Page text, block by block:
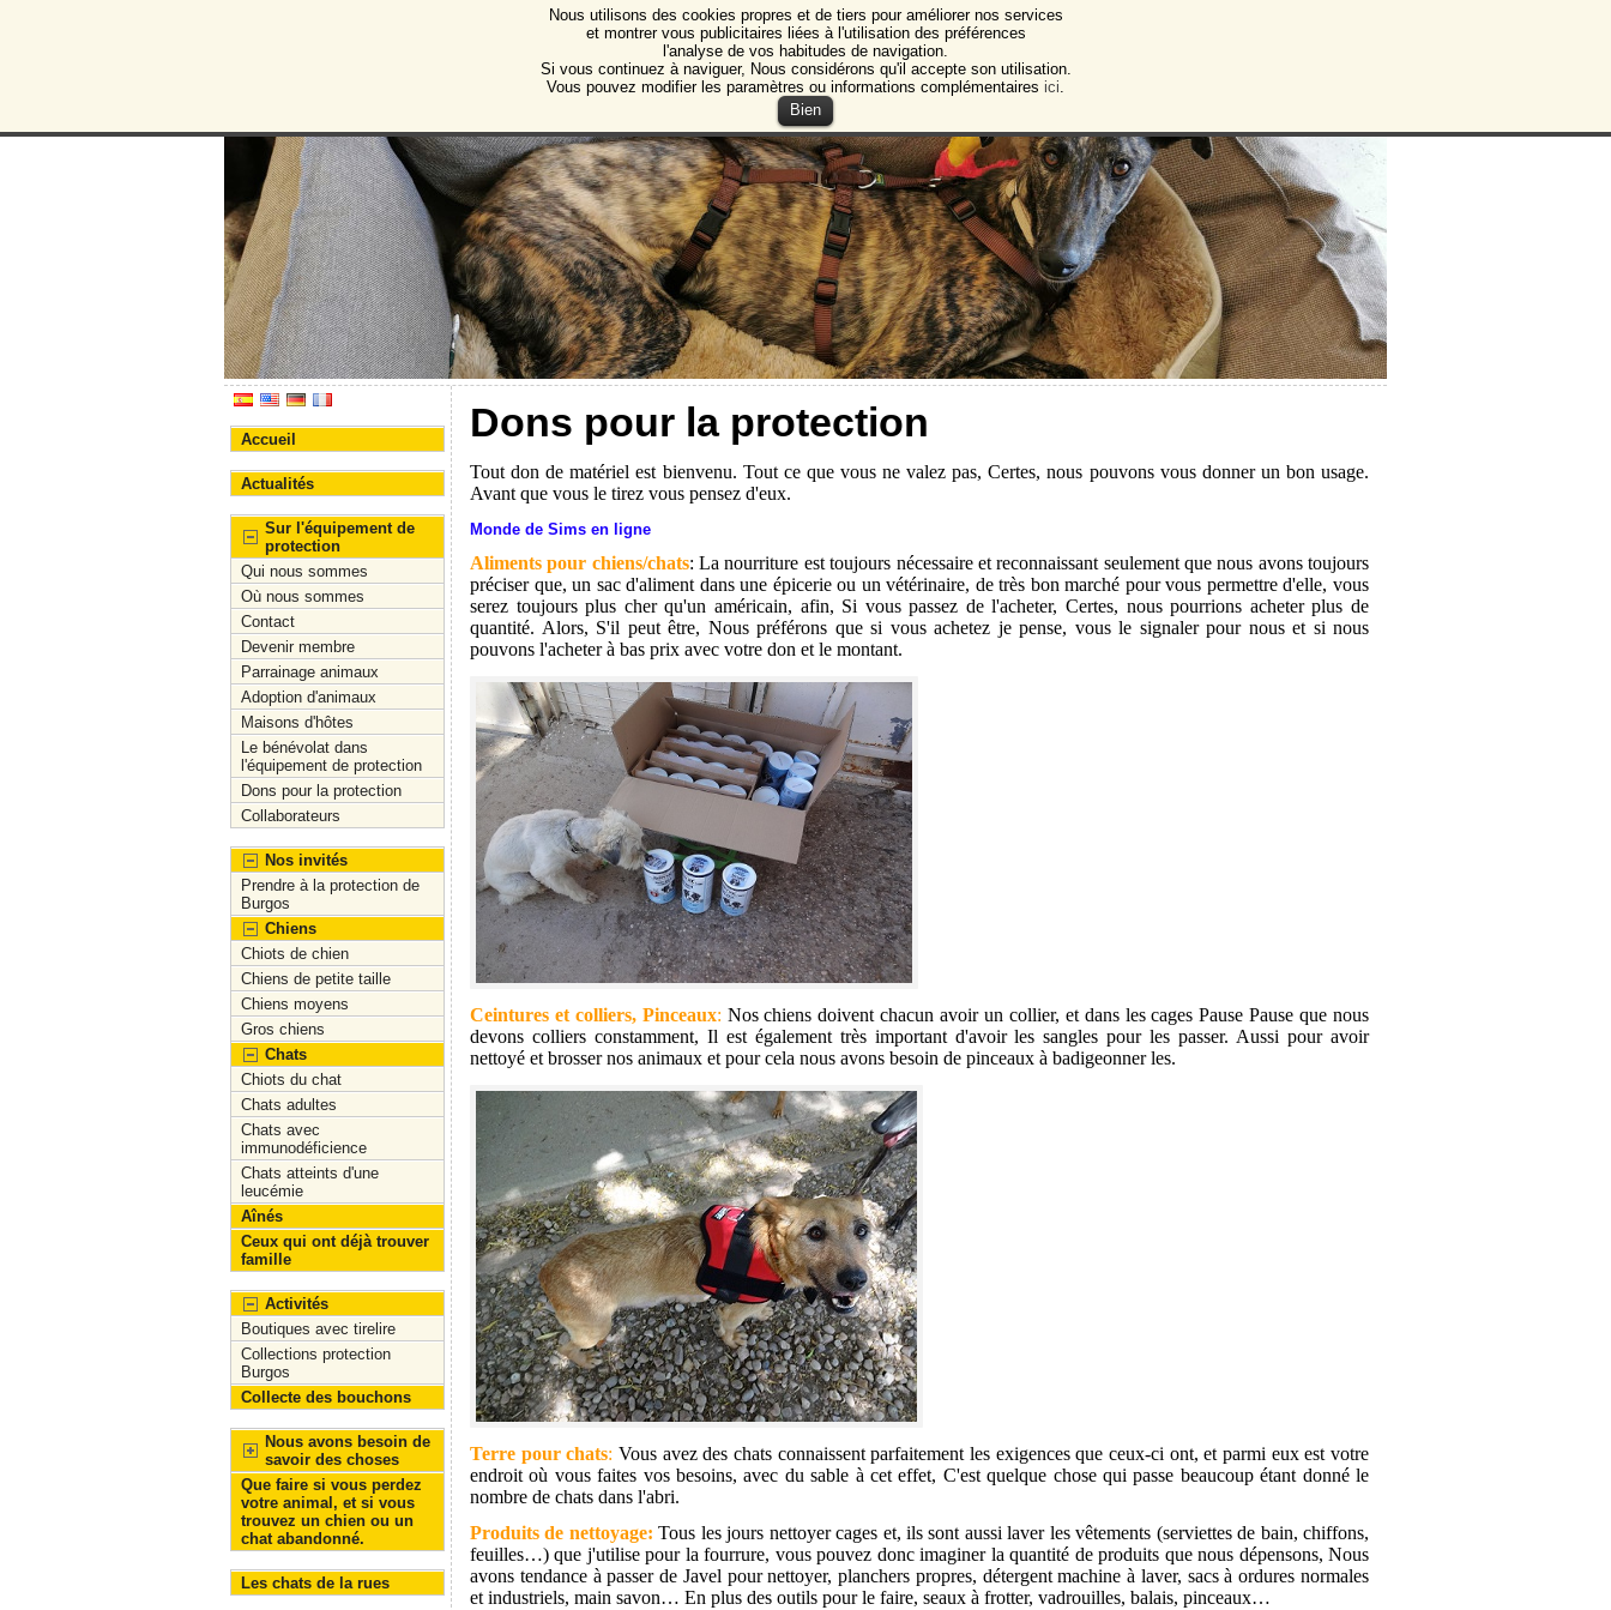
Protectora de Animales de Burgos
Association pour la protection des animaux et des plantes de Burgos
Accueil
Actualités
Sur l'équipement de
protection
Qui nous sommes
Où nous sommes
Contact
Devenir membre
Parrainage animaux
Adoption d'animaux
Maisons d'hôtes
Le bénévolat dans
l'équipement de protection
Dons pour la protection
Collaborateurs
Nos invités
Prendre à la protection de
Burgos
Chiens
Chiots de chien
Chiens de petite taille
Chiens moyens
Gros chiens
Chats
Chiots du chat
Chats adultes
Chats avec
immunodéficience
Chats atteints d'une
leucémie
Aînés
Ceux qui ont déjà trouver
famille
Activités
Boutiques avec tirelire
Collections protection
Burgos
Collecte des bouchons
Nous avons besoin de
savoir des choses
Que faire si vous perdez
votre animal, et si vous
trouvez un chien ou un
chat abandonné.
Les chats de la rues
Dons pour la protection
Tout don de matériel est bienvenu. Tout ce que vous ne valez pas, Certes, nous pouvons vous donner un bon usage.
Avant que vous le tirez vous pensez d'eux.
Monde de Sims en ligne
Aliments pour chiens/chats: La nourriture est toujours nécessaire et reconnaissant seulement que nous avons toujours
préciser que, un sac d'aliment dans une épicerie ou un vétérinaire, de très bon marché pour vous permettre d'elle, vous
serez toujours plus cher qu'un américain, afin, Si vous passez de l'acheter, Certes, nous pourrions acheter plus de
quantité. Alors, S'il peut être, Nous préférons que si vous achetez je pense, vous le signaler pour nous et si nous
pouvons l'acheter à bas prix avec votre don et le montant.
Ceintures et colliers, Pinceaux: Nos chiens doivent chacun avoir un collier, et dans les cages Pause Pause que nous
devons colliers constamment, Il est également très important d'avoir les sangles pour les passer. Aussi pour avoir
nettoyé et brosser nos animaux et pour cela nous avons besoin de pinceaux à badigeonner les.
Terre pour chats: Vous avez des chats connaissent parfaitement les exigences que ceux-ci ont, et parmi eux est votre
endroit où vous faites vos besoins, avec du sable à cet effet, C'est quelque chose qui passe beaucoup étant donné le
nombre de chats dans l'abri.
Produits de nettoyage: Tous les jours nettoyer cages et, ils sont aussi laver les vêtements (serviettes de bain, chiffons,
feuilles…) que j'utilise pour la fourrure, vous pouvez donc imaginer la quantité de produits que nous dépensons, Nous
avons tendance à passer de Javel pour nettoyer, planchers propres, détergent machine à laver, sacs à ordures normales
et industriels, main savon… En plus des outils pour le faire, seaux à frotter, vadrouilles, balais, pinceaux…
Nous utilisons des cookies propres et de tiers pour améliorer nos services
et montrer vous publicitaires liées à l'utilisation des préférences
l'analyse de vos habitudes de navigation.
Si vous continuez à naviguer, Nous considérons qu'il accepte son utilisation.
Vous pouvez modifier les paramètres ou informations complémentaires ici.
Bien